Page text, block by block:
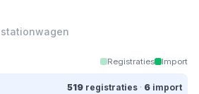
Registraties Import
519 registraties · 6 import